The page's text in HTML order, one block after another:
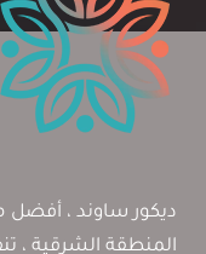
ديكور ساوند ،
المنطقة الشرقية ،